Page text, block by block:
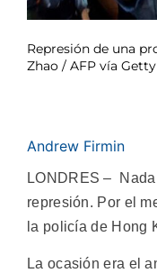
Represión de una
Zhao / AFP vía
Andrew Firmin
LONDRES –
represión. Por el
la policía de Hong
La ocasión era el